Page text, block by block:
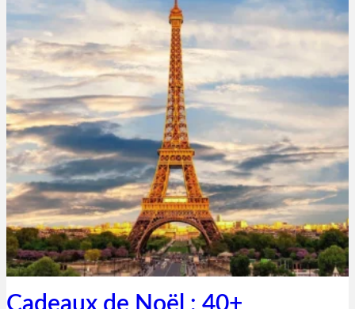
Thibaut Parent
2 décembre 2020
Cadeaux de Noël : 40+